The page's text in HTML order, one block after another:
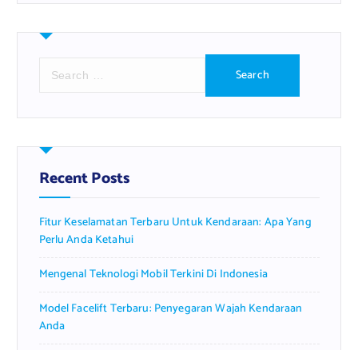
r
h
f
o
:
Recent Posts
Fitur Keselamatan Terbaru Untuk Kendaraan: Apa Yang
Perlu Anda Ketahui
Mengenal Teknologi Mobil Terkini Di Indonesia
Model Facelift Terbaru: Penyegaran Wajah Kendaraan
Anda